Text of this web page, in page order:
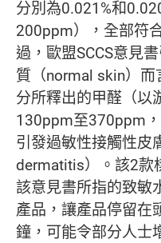
分別為0.021%和
200ppm），全部符
過，歐盟SCCS意見
質（normal skin）
分所釋出的甲醛（以
130ppm至370ppm
引發過敏性接觸性皮
dermatitis）。該2款
該意見書所指的致敏
產品，讓產品停留在
鐘，可能令部分人士